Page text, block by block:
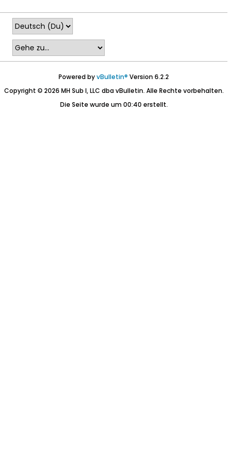
Powered byvBulletin® Version 6.2.2
Copyright © 2026 MH Sub I, LLC dba vBulletin. Alle Rechte vorbehalten.
Die Seite wurde um 00:40 erstellt.